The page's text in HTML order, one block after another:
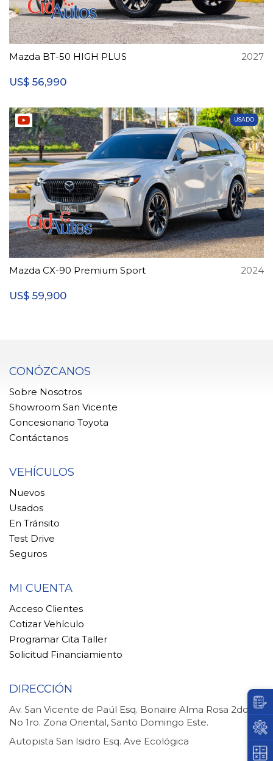
Mazda BT-50 HIGH PLUS 2027
US$ 56,990
USADO
Mazda CX-90 Premium Sport 2024
US$ 59,900
CONÓZCANOS
Sobre Nosotros
Showroom San Vicente
Concesionario Toyota
Contáctanos
VEHÍCULOS
Nuevos
Usados
En Tránsito
Test Drive
Seguros
MI CUENTA
Acceso Clientes
Cotizar Vehículo
Programar Cita Taller
Solicitud Financiamiento
DIRECCIÓN
Av. San Vicente de Paúl Esq. Bonaire Alma Rosa 2do.
No 1ro. Zona Oriental, Santo Domingo Este.
Autopista San Isidro Esq. Ave Ecológica